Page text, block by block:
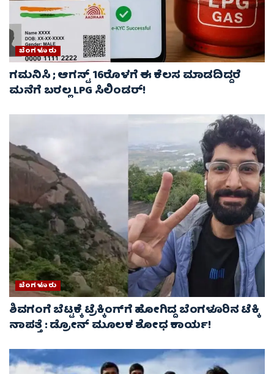
ಬೆಂಗಳೂರು
ಗಮನಿಸಿ ; ಆಗಸ್ಟ್ 16ರೊಳಗೆ ಈ ಕೆಲಸ ಮಾಡದಿದ್ದರೆ
ಮನೆಗೆ ಬರಲ್ಲ LPG ಸಿಲಿಂಡರ್!
ಬೆಂಗಳೂರು
ಶಿವಗಂಗೆ ಬೆಟ್ಟಕ್ಕೆ ಟ್ರೆಕ್ಕಿಂಗ್‌ಗೆ ಹೋಗಿದ್ದ ಬೆಂಗಳೂರಿನ ಟೆಕ್ಕಿ
ನಾಪತ್ತೆ : ಡ್ರೋನ್ ಮೂಲಕ ಶೋಧ ಕಾರ್ಯ!